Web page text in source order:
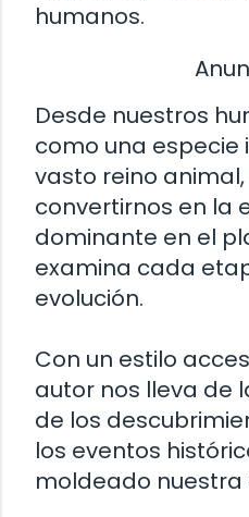
humanos.
Desde nuestros
como una especie
vasto reino
convertirnos en la
dominante en el
examina cada
evolución.
Con un estilo
autor nos lleva de
de los
los eventos
moldeado nuestra